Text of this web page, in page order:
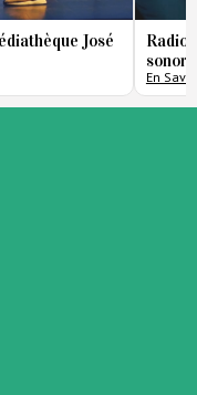
José
Radio
En